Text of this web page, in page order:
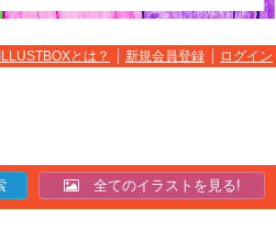
ILLUSTBOXとは？ 新規会員登録 ログイン
全てのイラストを見る!